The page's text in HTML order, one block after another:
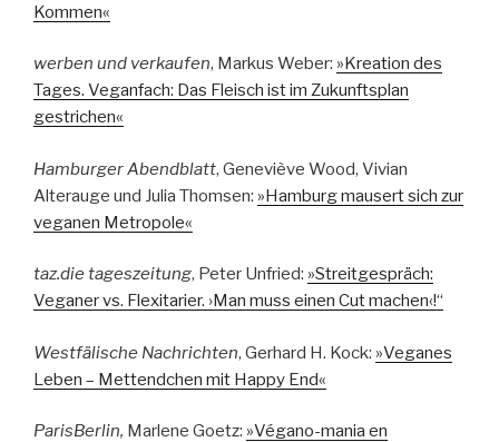
Kommen«
werben und verkaufen, Markus Weber: »Kreation des
Tages. Veganfach: Das Fleisch ist im Zukunftsplan
gestrichen«
Hamburger Abendblatt, Geneviève Wood, Vivian
Alterauge und Julia Thomsen: »Hamburg mausert sich zur
veganen Metropole«
taz.die tageszeitung, Peter Unfried: »Streitgespräch:
Veganer vs. Flexitarier. ›Man muss einen Cut machen‹!“
Westfälische Nachrichten, Gerhard H. Kock: »Veganes
Leben – Mettendchen mit Happy End«
ParisBerlin, Marlene Goetz: »Végano-mania en